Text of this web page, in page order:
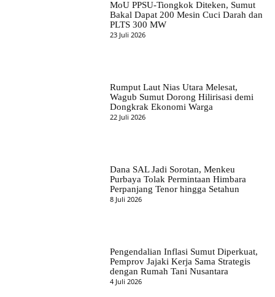
MoU PPSU-Tiongkok Diteken, Sumut
Bakal Dapat 200 Mesin Cuci Darah dan
PLTS 300 MW
23 Juli 2026
Rumput Laut Nias Utara Melesat,
Wagub Sumut Dorong Hilirisasi demi
Dongkrak Ekonomi Warga
22 Juli 2026
Dana SAL Jadi Sorotan, Menkeu
Purbaya Tolak Permintaan Himbara
Perpanjang Tenor hingga Setahun
8 Juli 2026
Pengendalian Inflasi Sumut Diperkuat,
Pemprov Jajaki Kerja Sama Strategis
dengan Rumah Tani Nusantara
4 Juli 2026